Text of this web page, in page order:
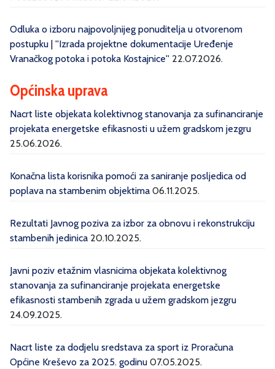
Odluka o izboru najpovoljnijeg ponuditelja u otvorenom
postupku | ''Izrada projektne dokumentacije Uređenje
Vranačkog potoka i potoka Kostajnice'' 22.07.2026.
Općinska uprava
Nacrt liste objekata kolektivnog stanovanja za sufinanciranje
projekata energetske efikasnosti u užem gradskom jezgru
25.06.2026.
Konačna lista korisnika pomoći za saniranje posljedica od
poplava na stambenim objektima 06.11.2025.
Rezultati Javnog poziva za izbor za obnovu i rekonstrukciju
stambenih jedinica 20.10.2025.
Javni poziv etažnim vlasnicima objekata kolektivnog
stanovanja za sufinanciranje projekata energetske
efikasnosti stambenih zgrada u užem gradskom jezgru
24.09.2025.
Nacrt liste za dodjelu sredstava za sport iz Proračuna
Općine Kreševo za 2025. godinu 07.05.2025.